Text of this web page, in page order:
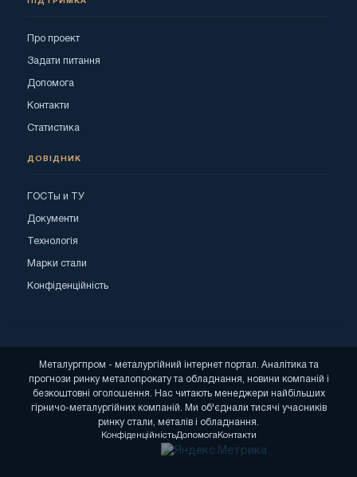
Про проект
Задати питання
Допомога
Контакти
Статистика
ДОВІДНИК
ГОСТы и ТУ
Документи
Технологія
Марки стали
Конфіденційність
Металургпром - металургійний інтернет портал. Аналітика та
прогнози ринку металопрокату та обладнання, новини компаній і
безкоштовні оголошення. Нас читають менеджери найбільших
гірничо-металургійних компаній. Ми об'єднали тисячі учасників
ринку стали, металів і обладнання.
КонфіденційністьДопомога Контакти